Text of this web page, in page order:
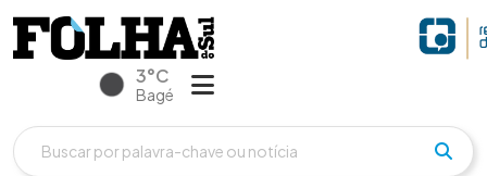
3°C
Bagé